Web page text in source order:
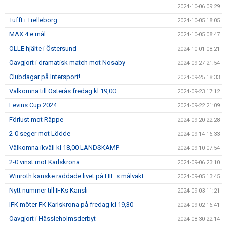
2024-10-06 09:29
Tufft i Trelleborg 2024-10-05 18:05
MAX 4:e mål 2024-10-05 08:47
OLLE hjälte i Östersund 2024-10-01 08:21
Oavgjort i dramatisk match mot Nosaby 2024-09-27 21:54
Clubdagar på Intersport! 2024-09-25 18:33
Välkomna till Österås fredag kl 19,00 2024-09-23 17:12
Levins Cup 2024 2024-09-22 21:09
Förlust mot Räppe 2024-09-20 22:28
2-0 seger mot Lödde 2024-09-14 16:33
Välkomna ikväll kl 18,00 LANDSKAMP 2024-09-10 07:54
2-0 vinst mot Karlskrona 2024-09-06 23:10
Winroth kanske räddade livet på HIF:s målvakt 2024-09-05 13:45
Nytt nummer till IFKs Kansli 2024-09-03 11:21
IFK möter FK Karlskrona på fredag kl 19,30 2024-09-02 16:41
Oavgjort i Hässleholmsderbyt 2024-08-30 22:14